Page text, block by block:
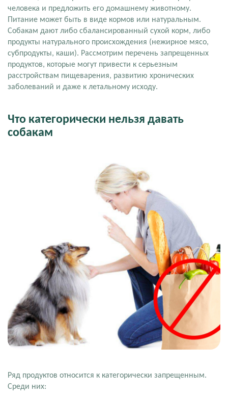
человека и предложить его домашнему животному.
Питание может быть в виде кормов или натуральным.
Собакам дают либо сбалансированный сухой корм, либо
продукты натурального происхождения (нежирное мясо,
субпродукты, каши). Рассмотрим перечень запрещенных
продуктов, которые могут привести к серьезным
расстройствам пищеварения, развитию хронических
заболеваний и даже к летальному исходу.
Что категорически нельзя давать
собакам
Ряд продуктов относится к категорически запрещенным.
Среди них: